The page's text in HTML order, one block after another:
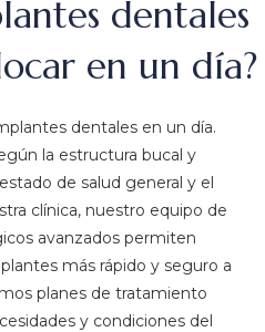
dentales
en un día?
dentales en un día.
la estructura bucal y
de salud general y el
clínica, nuestro equipo de
avanzados permiten
más rápido y seguro a
planes de tratamiento
y condiciones del